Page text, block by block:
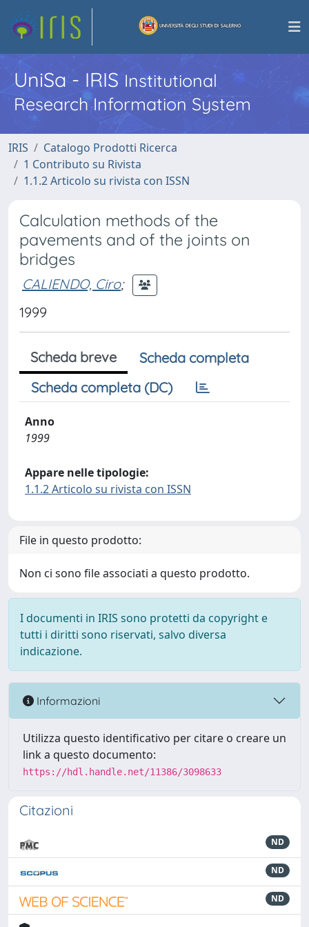
UniSa - IRISInstitutional
Research Information System
IRIS
Catalogo Prodotti Ricerca
1 Contributo su Rivista
1.1.2 Articolo su rivista con ISSN
Calculation methods of the
pavements and of the joints on
bridges
CALIENDO, Ciro;
1999
Scheda breve
Scheda completa
Scheda completa (DC)
Anno
1999
Appare nelle tipologie:
1.1.2 Articolo su rivista con ISSN
File in questo prodotto:
Non ci sono file associati a questo prodotto.
I documenti in IRIS sono protetti da copyright e
tutti i diritti sono riservati, salvo diversa
indicazione.
Informazioni
Utilizza questo identificativo per citare o creare un
link a questo documento:
https://hdl.handle.net/11386/3098633
Citazioni
ND
ND
ND